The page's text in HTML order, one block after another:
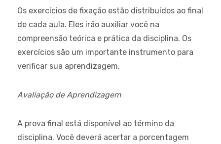
Os exercícios de fixação estão distribuídos ao final
de cada aula. Eles irão auxiliar você na
compreensão teórica e prática da disciplina. Os
exercícios são um importante instrumento para
verificar sua aprendizagem.
Avaliação de Aprendizagem
A prova final está disponível ao término da
disciplina. Você deverá acertar a porcentagem